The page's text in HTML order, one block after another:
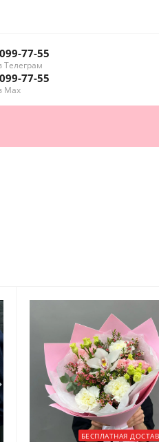
77-55
Телеграм
77-55
Мах
БЕСПЛАТНАЯ